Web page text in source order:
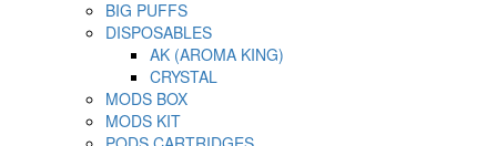
BIG PUFFS
DISPOSABLES
AK (AROMA KING)
CRYSTAL
MODS BOX
MODS KIT